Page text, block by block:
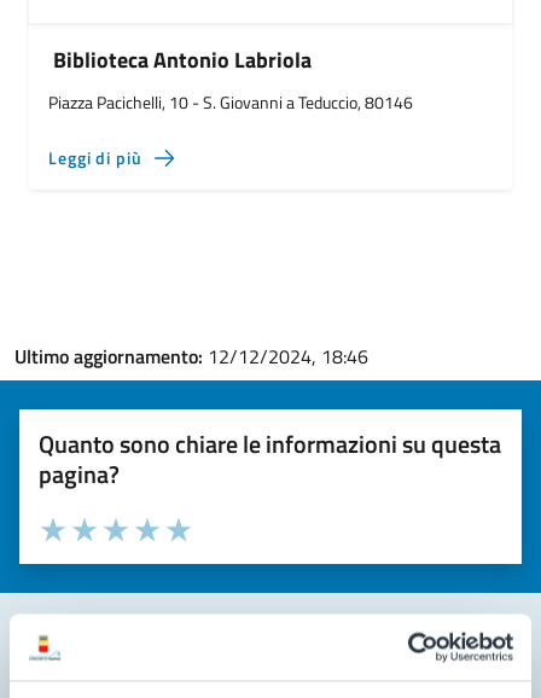
Biblioteca Antonio Labriola
Piazza Pacichelli, 10 - S. Giovanni a Teduccio, 80146
Leggi di più
Ultimo aggiornamento: 12/12/2024, 18:46
Quanto sono chiare le informazioni su questa
pagina?
Valuta la chiarezza delle informazioni (da 1 a 5 stelle)
Seleziona il numero di stelle per valutare la chiarezza delle
Valuta 5 stelle su 5
Valuta 4 stelle su 5
Valuta 3 stelle su 5
Valuta 2 stelle su 5
Valuta 1 stelle su 5